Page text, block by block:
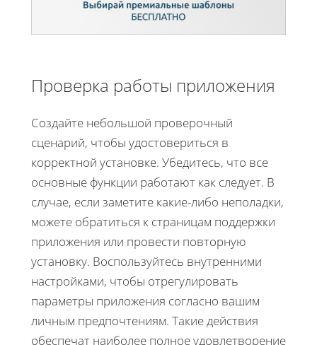
Проверка работы приложения
Создайте небольшой проверочный
сценарий, чтобы удостовериться в
корректной установке. Убедитесь, что все
основные функции работают как следует. В
случае, если заметите какие-либо неполадки,
можете обратиться к страницам поддержки
приложения или провести повторную
установку. Воспользуйтесь внутренними
настройками, чтобы отрегулировать
параметры приложения согласно вашим
личным предпочтениям. Такие действия
обеспечат наиболее полное удовлетворение